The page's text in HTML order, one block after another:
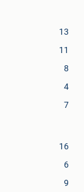
13
11
8
4
7
16
6
9